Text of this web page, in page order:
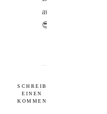
auf
😎
SCHREIBE
EINEN
KOMMENTAR